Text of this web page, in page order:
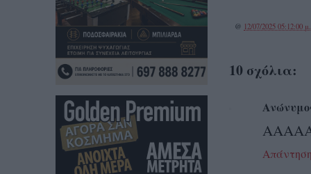
@ 12/07/2025 05:12:00
10 σχόλια: